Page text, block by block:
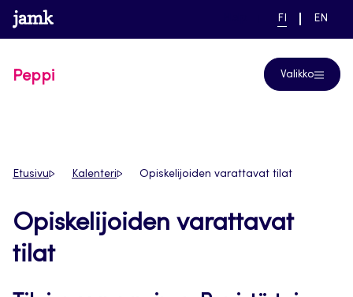
Siirry
suoraan
www.jamk.fi linkki pääsivustolle
NYKYINEN
FI
VAIHDA
EN
Peppi Valikko
Etusivu Kalenteri Opiskelijoiden varattavat tilat
Opiskelijoiden varattavat
tilat